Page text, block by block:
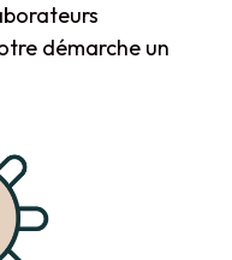
démarche un